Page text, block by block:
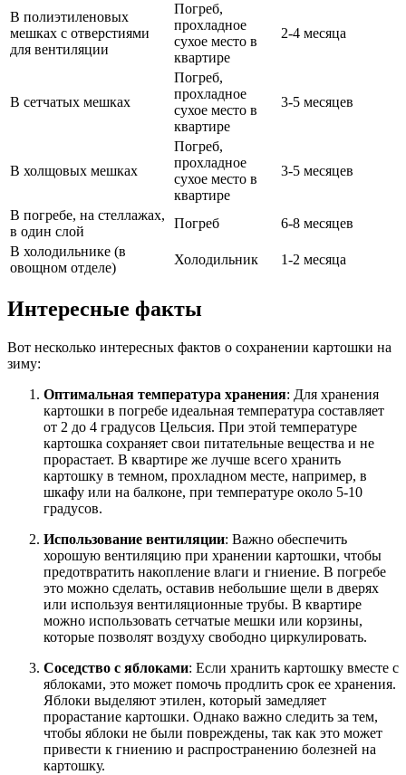
В полиэтиленовых
мешках с отверстиями
для вентиляции
Погреб,
прохладное
сухое место в
квартире
2-4 месяца
В сетчатых мешках
Погреб,
прохладное
сухое место в
квартире
3-5 месяцев
В холщовых мешках
Погреб,
прохладное
сухое место в
квартире
3-5 месяцев
В погребе, на стеллажах,
в один слой
Погреб
6-8 месяцев
В холодильнике (в
овощном отделе)
Холодильник 1-2 месяца
Интересные факты
Вот несколько интересных фактов о сохранении картошки на
зиму:
Оптимальная температура хранения: Для хранения
картошки в погребе идеальная температура составляет
от 2 до 4 градусов Цельсия. При этой температуре
картошка сохраняет свои питательные вещества и не
прорастает. В квартире же лучше всего хранить
картошку в темном, прохладном месте, например, в
шкафу или на балконе, при температуре около 5-10
градусов.
Использование вентиляции: Важно обеспечить
хорошую вентиляцию при хранении картошки, чтобы
предотвратить накопление влаги и гниение. В погребе
это можно сделать, оставив небольшие щели в дверях
или используя вентиляционные трубы. В квартире
можно использовать сетчатые мешки или корзины,
которые позволят воздуху свободно циркулировать.
Соседство с яблоками: Если хранить картошку вместе с
яблоками, это может помочь продлить срок ее хранения.
Яблоки выделяют этилен, который замедляет
прорастание картошки. Однако важно следить за тем,
чтобы яблоки не были повреждены, так как это может
привести к гниению и распространению болезней на
картошку.